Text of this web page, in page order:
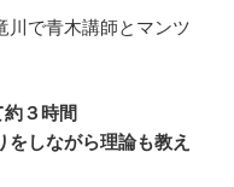
で青木講師とマンツ
３時間
がら理論も教え